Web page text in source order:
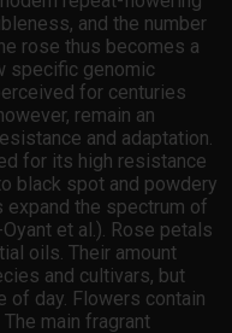
and the number
rose thus becomes a
specific genomic
for centuries
remain an
and adaptation.
for its high resistance
black spot and powdery
the spectrum of
et al.). Rose petals
oils. Their amount
and cultivars, but
of day. Flowers contain
main fragrant